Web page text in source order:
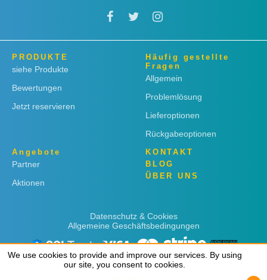
PRODUKTE
siehe Produkte
Bewertungen
Jetzt reservieren
Häufig gestellte
Fragen
Allgemein
Problemlösung
Lieferoptionen
Rückgabeoptionen
Angebote
Partner
Aktionen
KONTAKT
BLOG
ÜBER UNS
Datenschutz & Cookies
Allgemeine Geschäftsbedingungen
We use cookies to provide and improve our services. By using
our site, you consent to cookies.
We use cookies to provide and improve our services. By using
our site, you consent to cookies.